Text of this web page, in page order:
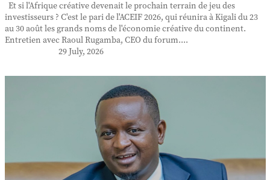
Et si l'Afrique créative devenait le prochain terrain de jeu des
investisseurs ? C'est le pari de l'ACEIF 2026, qui réunira à Kigali du 23
au 30 août les grands noms de l'économie créative du continent.
Entretien avec Raoul Rugamba, CEO du forum....
29 July, 2026